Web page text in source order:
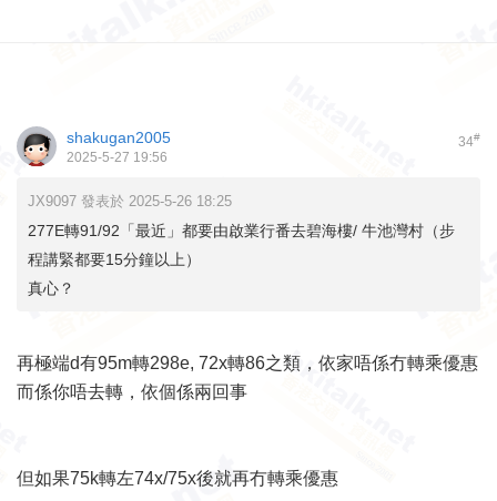
34#
shakugan2005
2025-5-27 19:56
JX9097 發表於 2025-5-26 18:25
277E轉91/92「最近」都要由啟業行番去碧海樓/ 牛池灣村（步
程講緊都要15分鐘以上）
真心？
再極端d有95m轉298e, 72x轉86之類，依家唔係冇轉乘優惠
而係你唔去轉，依個係兩回事
但如果75k轉左74x/75x後就再冇轉乘優惠